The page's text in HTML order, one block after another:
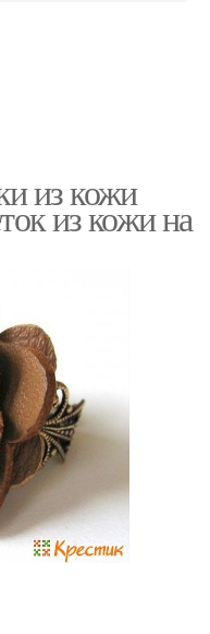
из кожи
из кожи на